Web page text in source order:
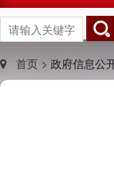
首页 > 政府信息公